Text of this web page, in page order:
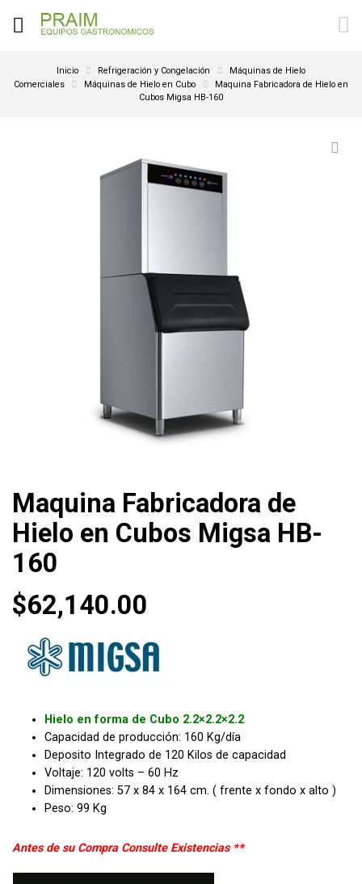
Inicio Refrigeración y Congelación
Máquinas de Hielo
Comerciales
Máquinas de Hielo en Cubo
Maquina Fabricadora de Hielo en
Cubos Migsa HB-160
Maquina Fabricadora de
Hielo en Cubos Migsa HB-
160
$62,140.00
Hielo en forma de Cubo 2.2×2.2×2.2
Capacidad de producción: 160 Kg/día
Deposito Integrado de 120 Kilos de capacidad
Voltaje: 120 volts – 60 Hz
Dimensiones: 57 x 84 x 164 cm. ( frente x fondo x alto )
Peso: 99 Kg
Antes de su Compra Consulte Existencias **